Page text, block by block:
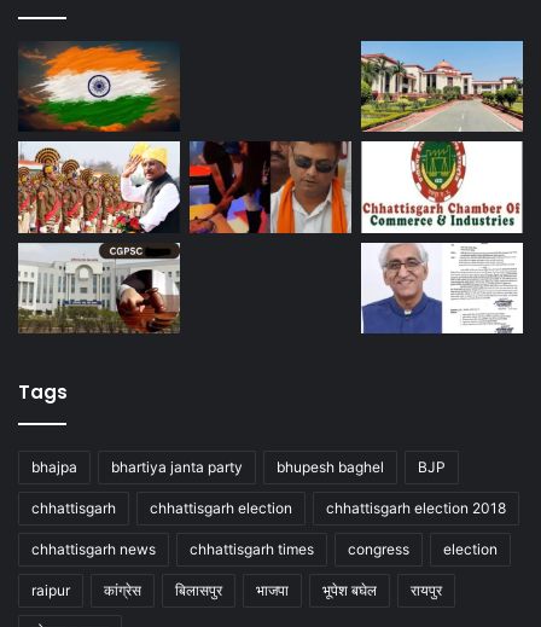
Tags
bhajpa bhartiya janta party bhupesh baghel BJP
chhattisgarh chhattisgarh election chhattisgarh election 2018
chhattisgarh news chhattisgarh times congress election
raipur कांग्रेस बिलासपुर भाजपा भूपेश बघेल रायपुर